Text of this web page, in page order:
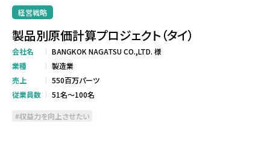
経営戦略
製品別原価計算プロジェクト（タイ）
会社名
BANGKOK NAGATSU CO.,LTD. 様
業種
製造業
売上
550百万パーツ
従業員数
51名～100名
収益力を向上させたい